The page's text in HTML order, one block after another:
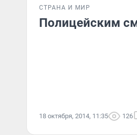
СТРАНА И МИР
Полицейским
18 октября, 2014, 11:35 126